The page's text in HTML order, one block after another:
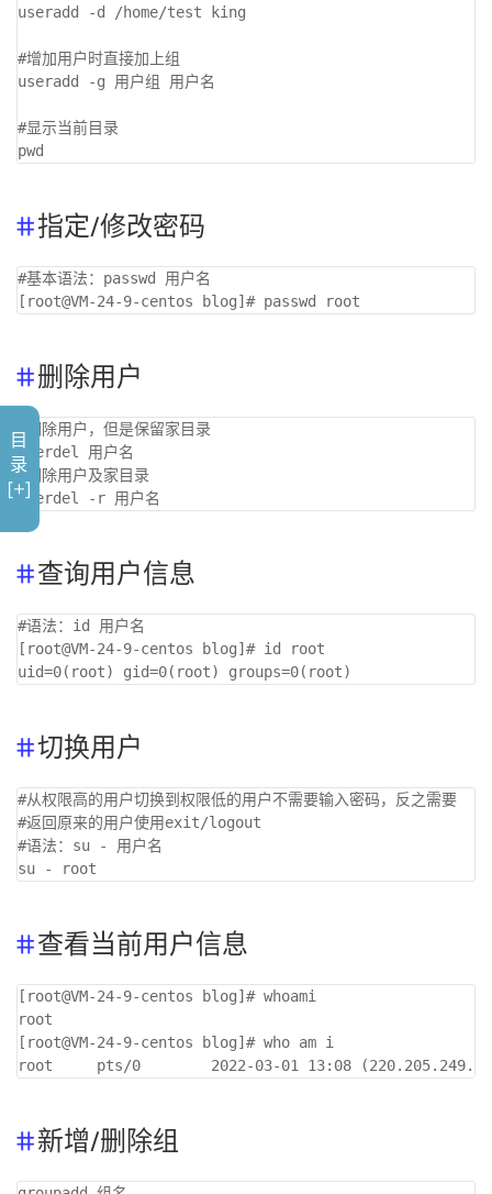
useradd -d /home/test king
#增加用户时直接加上组
useradd -g 用户组 用户名
#显示当前目录
指定/修改密码
#基本语法：passwd 用户名
删除用户
#删除用户，但是保留家目录
userdel 用户名
#删除用户及家目录
查询用户信息
#语法：id 用户名
[root@VM-24-9-centos blog]# id root
切换用户
#从权限高的用户切换到权限低的用户不需要输入密码，反之需要
#返回原来的用户使用exit/logout
#语法：su - 用户名
查看当前用户信息
[root@VM-24-9-centos blog]# whoami
root
[root@VM-24-9-centos blog]# who am i
新增/删除组
目
录
[+]